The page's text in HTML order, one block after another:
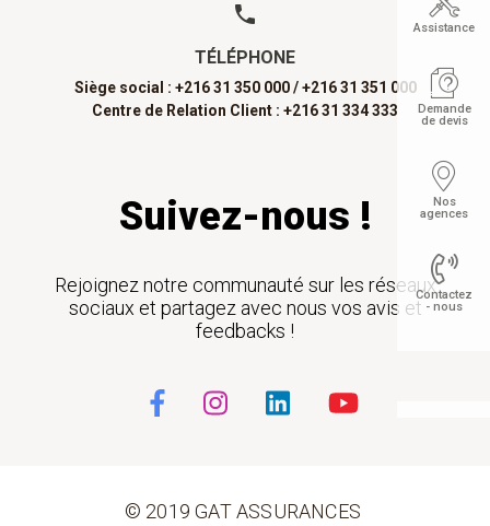
TÉLÉPHONE
Siège social : +216 31 350 000 / +216 31 351 000
Centre de Relation Client : +216 31 334 333
Suivez-nous !
Rejoignez notre communauté sur les réseaux
sociaux et partagez avec nous vos avis et
feedbacks !
© 2019 GAT ASSURANCES
Assistance
Demande
de devis
Nos
agences
Contactez
- nous